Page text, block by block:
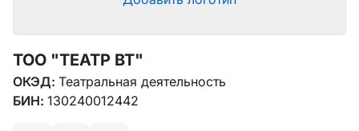
ТОО "ТЕАТР ВТ"
ОКЭД: Театральная деятельность
БИН: 130240012442